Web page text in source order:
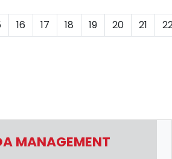
16 17 18 19 20 21
MANAGEMENT